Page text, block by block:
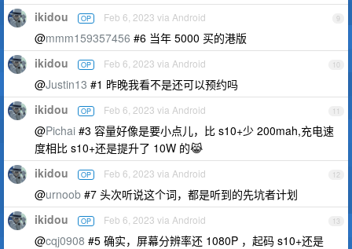
9
ikidou OP Feb 6, 2023 via Android
@mmm159357456 #6 当年 5000 买的港版
10
ikidou OP Feb 6, 2023 via Android
@Justin13 #1 昨晚我看不是还可以预约吗
11
ikidou OP Feb 6, 2023 via Android
@Pichai #3 容量好像是要小点儿，比 s10+少 200mah,充电速
度相比 s10+还是提升了 10W 的😹
12
ikidou OP Feb 6, 2023 via Android
@urnoob #7 头次听说这个词，都是听到的先坑者计划
13
ikidou OP Feb 6, 2023 via Android
@cqj0908 #5 确实，屏幕分辨率还 1080P ，起码 s10+还是